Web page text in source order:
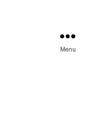
Menu